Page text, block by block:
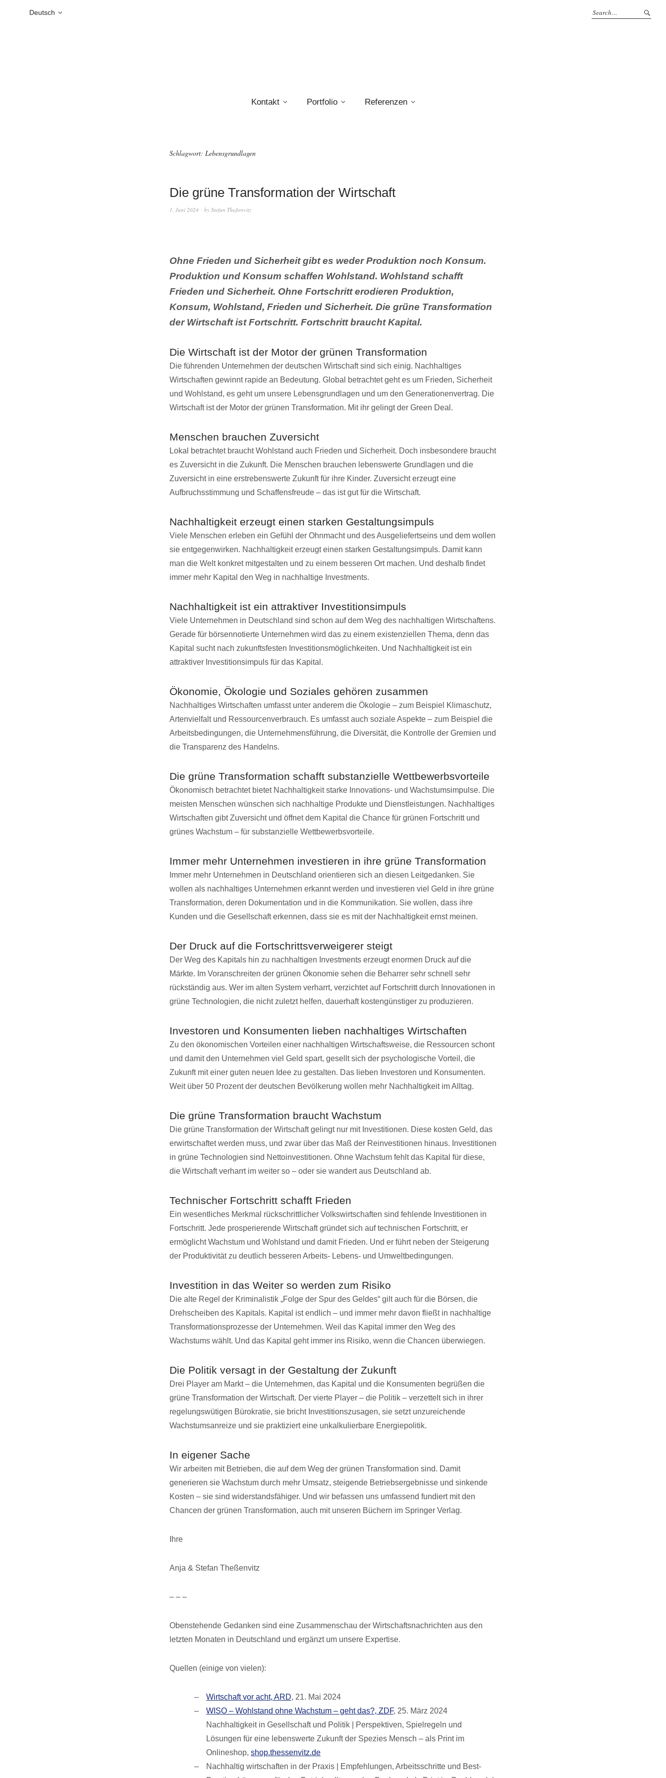
Deutsch
Kontakt Portfolio Referenzen
Schlagwort: Lebensgrundlagen
Die grüne Transformation der Wirtschaft
1. Juni 2024 by Stefan Theßenvitz
Ohne Frieden und Sicherheit gibt es weder Produktion noch Konsum.
Produktion und Konsum schaffen Wohlstand. Wohlstand schafft
Frieden und Sicherheit. Ohne Fortschritt erodieren Produktion,
Konsum, Wohlstand, Frieden und Sicherheit. Die grüne Transformation
der Wirtschaft ist Fortschritt. Fortschritt braucht Kapital.
Die Wirtschaft ist der Motor der grünen Transformation
Die führenden Unternehmen der deutschen Wirtschaft sind sich einig. Nachhaltiges
Wirtschaften gewinnt rapide an Bedeutung. Global betrachtet geht es um Frieden, Sicherheit
und Wohlstand, es geht um unsere Lebensgrundlagen und um den Generationenvertrag. Die
Wirtschaft ist der Motor der grünen Transformation. Mit ihr gelingt der Green Deal.
Menschen brauchen Zuversicht
Lokal betrachtet braucht Wohlstand auch Frieden und Sicherheit. Doch insbesondere braucht
es Zuversicht in die Zukunft. Die Menschen brauchen lebenswerte Grundlagen und die
Zuversicht in eine erstrebenswerte Zukunft für ihre Kinder. Zuversicht erzeugt eine
Aufbruchsstimmung und Schaffensfreude – das ist gut für die Wirtschaft.
Nachhaltigkeit erzeugt einen starken Gestaltungsimpuls
Viele Menschen erleben ein Gefühl der Ohnmacht und des Ausgeliefertseins und dem wollen
sie entgegenwirken. Nachhaltigkeit erzeugt einen starken Gestaltungsimpuls. Damit kann
man die Welt konkret mitgestalten und zu einem besseren Ort machen. Und deshalb findet
immer mehr Kapital den Weg in nachhaltige Investments.
Nachhaltigkeit ist ein attraktiver Investitionsimpuls
Viele Unternehmen in Deutschland sind schon auf dem Weg des nachhaltigen Wirtschaftens.
Gerade für börsennotierte Unternehmen wird das zu einem existenziellen Thema, denn das
Kapital sucht nach zukunftsfesten Investitionsmöglichkeiten. Und Nachhaltigkeit ist ein
attraktiver Investitionsimpuls für das Kapital.
Ökonomie, Ökologie und Soziales gehören zusammen
Nachhaltiges Wirtschaften umfasst unter anderem die Ökologie – zum Beispiel Klimaschutz,
Artenvielfalt und Ressourcenverbrauch. Es umfasst auch soziale Aspekte – zum Beispiel die
Arbeitsbedingungen, die Unternehmensführung, die Diversität, die Kontrolle der Gremien und
die Transparenz des Handelns.
Die grüne Transformation schafft substanzielle Wettbewerbsvorteile
Ökonomisch betrachtet bietet Nachhaltigkeit starke Innovations- und Wachstumsimpulse. Die
meisten Menschen wünschen sich nachhaltige Produkte und Dienstleistungen. Nachhaltiges
Wirtschaften gibt Zuversicht und öffnet dem Kapital die Chance für grünen Fortschritt und
grünes Wachstum – für substanzielle Wettbewerbsvorteile.
Immer mehr Unternehmen investieren in ihre grüne Transformation
Immer mehr Unternehmen in Deutschland orientieren sich an diesen Leitgedanken. Sie
wollen als nachhaltiges Unternehmen erkannt werden und investieren viel Geld in ihre grüne
Transformation, deren Dokumentation und in die Kommunikation. Sie wollen, dass ihre
Kunden und die Gesellschaft erkennen, dass sie es mit der Nachhaltigkeit ernst meinen.
Der Druck auf die Fortschrittsverweigerer steigt
Der Weg des Kapitals hin zu nachhaltigen Investments erzeugt enormen Druck auf die
Märkte. Im Voranschreiten der grünen Ökonomie sehen die Beharrer sehr schnell sehr
rückständig aus. Wer im alten System verharrt, verzichtet auf Fortschritt durch Innovationen in
grüne Technologien, die nicht zuletzt helfen, dauerhaft kostengünstiger zu produzieren.
Investoren und Konsumenten lieben nachhaltiges Wirtschaften
Zu den ökonomischen Vorteilen einer nachhaltigen Wirtschaftsweise, die Ressourcen schont
und damit den Unternehmen viel Geld spart, gesellt sich der psychologische Vorteil, die
Zukunft mit einer guten neuen Idee zu gestalten. Das lieben Investoren und Konsumenten.
Weit über 50 Prozent der deutschen Bevölkerung wollen mehr Nachhaltigkeit im Alltag.
Die grüne Transformation braucht Wachstum
Die grüne Transformation der Wirtschaft gelingt nur mit Investitionen. Diese kosten Geld, das
erwirtschaftet werden muss, und zwar über das Maß der Reinvestitionen hinaus. Investitionen
in grüne Technologien sind Nettoinvestitionen. Ohne Wachstum fehlt das Kapital für diese,
die Wirtschaft verharrt im weiter so – oder sie wandert aus Deutschland ab.
Technischer Fortschritt schafft Frieden
Ein wesentliches Merkmal rückschrittlicher Volkswirtschaften sind fehlende Investitionen in
Fortschritt. Jede prosperierende Wirtschaft gründet sich auf technischen Fortschritt, er
ermöglicht Wachstum und Wohlstand und damit Frieden. Und er führt neben der Steigerung
der Produktivität zu deutlich besseren Arbeits- Lebens- und Umweltbedingungen.
Investition in das Weiter so werden zum Risiko
Die alte Regel der Kriminalistik „Folge der Spur des Geldes“ gilt auch für die Börsen, die
Drehscheiben des Kapitals. Kapital ist endlich – und immer mehr davon fließt in nachhaltige
Transformationsprozesse der Unternehmen. Weil das Kapital immer den Weg des
Wachstums wählt. Und das Kapital geht immer ins Risiko, wenn die Chancen überwiegen.
Die Politik versagt in der Gestaltung der Zukunft
Drei Player am Markt – die Unternehmen, das Kapital und die Konsumenten begrüßen die
grüne Transformation der Wirtschaft. Der vierte Player – die Politik – verzettelt sich in ihrer
regelungswütigen Bürokratie, sie bricht Investitionszusagen, sie setzt unzureichende
Wachstumsanreize und sie praktiziert eine unkalkulierbare Energiepolitik.
In eigener Sache
Wir arbeiten mit Betrieben, die auf dem Weg der grünen Transformation sind. Damit
generieren sie Wachstum durch mehr Umsatz, steigende Betriebsergebnisse und sinkende
Kosten – sie sind widerstandsfähiger. Und wir befassen uns umfassend fundiert mit den
Chancen der grünen Transformation, auch mit unseren Büchern im Springer Verlag.
Ihre
Anja & Stefan Theßenvitz
– – –
Obenstehende Gedanken sind eine Zusammenschau der Wirtschaftsnachrichten aus den
letzten Monaten in Deutschland und ergänzt um unsere Expertise.
Quellen (einige von vielen):
Wirtschaft vor acht, ARD, 21. Mai 2024
WISO – Wohlstand ohne Wachstum – geht das?, ZDF, 25. März 2024
Nachhaltigkeit in Gesellschaft und Politik | Perspektiven, Spielregeln und
Lösungen für eine lebenswerte Zukunft der Spezies Mensch – als Print im
Onlineshop, shop.thessenvitz.de
Nachhaltig wirtschaften in der Praxis | Empfehlungen, Arbeitsschritte und Best-